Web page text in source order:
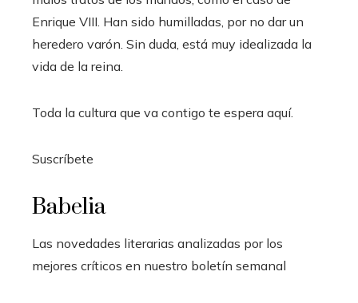
Enrique VIII. Han sido humilladas, por no dar un
heredero varón. Sin duda, está muy idealizada la
vida de la reina.
Toda la cultura que va contigo te espera aquí.
Suscríbete
Babelia
Las novedades literarias analizadas por los
mejores críticos en nuestro boletín semanal